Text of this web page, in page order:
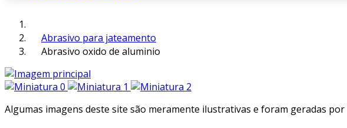
Abrasivo para jateamento
Abrasivo oxido de aluminio
Algumas imagens deste site são meramente ilustrativas e foram geradas por